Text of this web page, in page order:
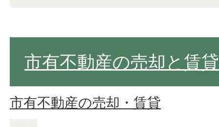
市有不動産の売却と賃貸
市有不動産の売却・賃貸